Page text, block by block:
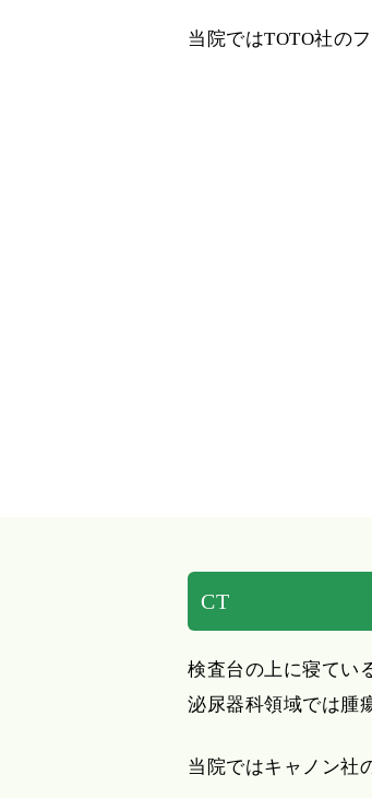
当院ではTOTO社の
CT
検査台の上に寝てい
泌尿器科領域では腫
当院ではキャノン社